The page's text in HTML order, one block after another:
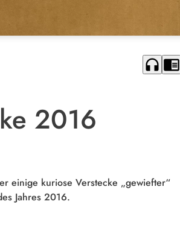
headphones chrome_reader_mode
2016
einige kuriose Verstecke „gewiefter“
Jahres 2016.